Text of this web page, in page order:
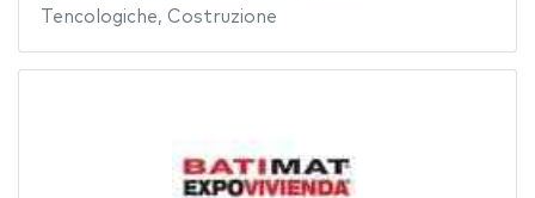
Tencologiche, Costruzione